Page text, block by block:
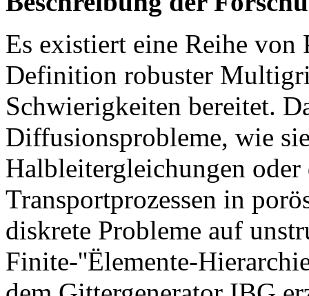
Es existiert eine Reihe von
Definition robuster
Schwierigkeiten bereitet.
Diffusionsprobleme, wie
Halbleitergleichungen
Transportprozessen in
diskrete Probleme auf
Finite-''Ëlemente-